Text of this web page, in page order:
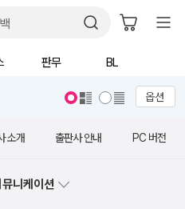
판무 BL
옵션
소개 출판사 안내 PC 버전
니케이션